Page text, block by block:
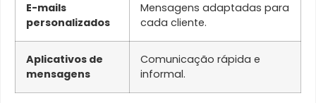
E-mails
personalizados
Mensagens adaptadas para
cada cliente.
Aplicativos de
mensagens
Comunicação rápida e
informal.